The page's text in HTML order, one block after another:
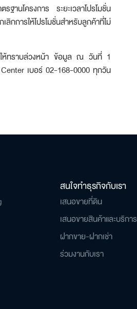
ครงการ ระยะเวลาโปรโมชั่น
การให้โปรโมชั่นสำหรับลูกค้าที่ไม่
งให้ทราบล่วงหน้า ข้อมูล ณ วันที่ 1
เบอร์ 02-168-0000 ทุกวัน
สนใจทำธุรกิจกับเรา
เสนอขายที่ดิน
เสนอขายสินค้าและบริการ
ฝากขาย-ฝากเช่า
ร่วมงานกับเรา
คัญฉันยินยอมรับข้อมูล